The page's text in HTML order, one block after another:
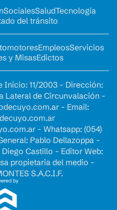
SocialesSaludTecnología
del tránsito
EmpleosServicios
y MisasEdictos
Inicio: 11/2003 - Dirección:
Lateral de Circunvalación -
- Email:
- Whatsapp: (054)
Pablo Dellazoppa -
Castillo - Editor Web:
propietaria del medio -
S.A.C.I.F.